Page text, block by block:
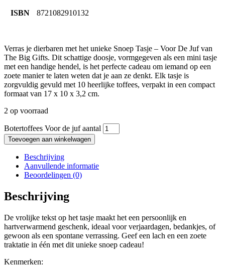
ISBN 8721082910132
Verras je dierbaren met het unieke Snoep Tasje – Voor De Juf van
The Big Gifts. Dit schattige doosje, vormgegeven als een mini tasje
met een handige hendel, is het perfecte cadeau om iemand op een
zoete manier te laten weten dat je aan ze denkt. Elk tasje is
zorgvuldig gevuld met 10 heerlijke toffees, verpakt in een compact
formaat van 17 x 10 x 3,2 cm.
2 op voorraad
Botertoffees Voor de juf aantal
Toevoegen aan winkelwagen
Beschrijving
Aanvullende informatie
Beoordelingen (0)
Beschrijving
De vrolijke tekst op het tasje maakt het een persoonlijk en
hartverwarmend geschenk, ideaal voor verjaardagen, bedankjes, of
gewoon als een spontane verrassing. Geef een lach en een zoete
traktatie in één met dit unieke snoep cadeau!
Kenmerken: